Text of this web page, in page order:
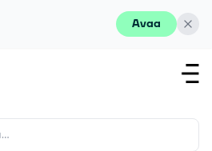
Avaa